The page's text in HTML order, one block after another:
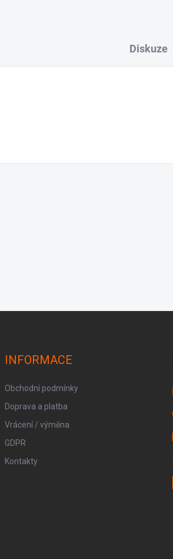
Diskuze
INFORMACE
Obchodní podmínky
Doprava a platba
Vrácení / výměna
GDPR
Kontakty